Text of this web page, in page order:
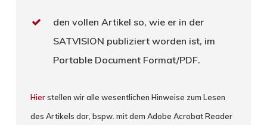
den vollen Artikel so, wie er in der
SATVISION publiziert worden ist, im
Portable Document Format/PDF.
Hierstellen wir alle wesentlichen Hinweise zum Lesen
des Artikels dar, bspw. mit dem Adobe Acrobat Reader